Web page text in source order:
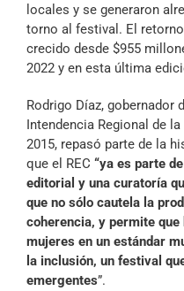
locales y se generaron
torno al festival. El
crecido desde $955
2022 y en esta última
Rodrigo Díaz, gobernador
Intendencia Regional de
2015, repasó parte de la
que el REC “ya es parte
editorial y una curatoría
que no sólo cautela la
coherencia, y permite
mujeres en un estándar
la inclusión, un festival
emergentes”.